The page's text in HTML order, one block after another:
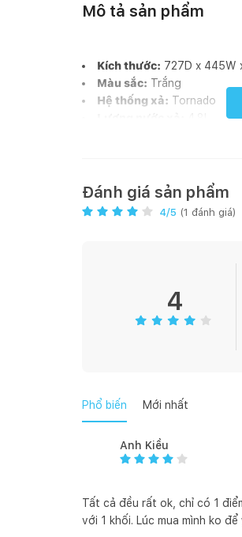
Mô tả sản phẩm
Kích thước: 727D x 445W
Màu sắc: Trắng
Hệ thống xả: Tornado
Lưu ý:Bao gồm bích nối
Hệ thống xả xoáy
Đánh giá sản phẩm
4/5 (1 đánh giá)
4
Phổ biến Mới nhất
Anh Kiều
Tất cả đều rất ok, chỉ có 1
với 1 khối. Lúc mua mình ko để